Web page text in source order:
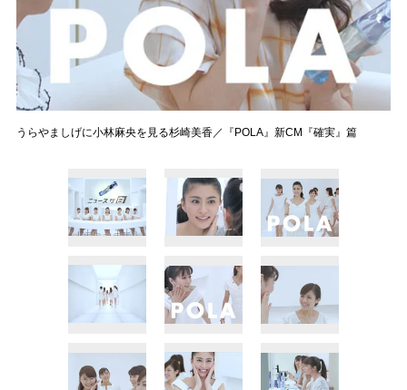
うらやましげに小林麻央を見る杉崎美香／『POLA』新CM『確実』篇